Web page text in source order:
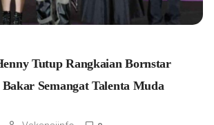
Tutup Rangkaian Bornstar
Semangat Talenta Muda